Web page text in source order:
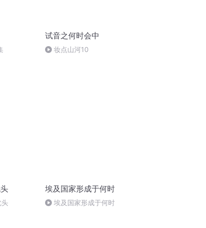
试音之何时会中
妆点山河10
头
埃及国家形成于何时
埃及国家形成于何时